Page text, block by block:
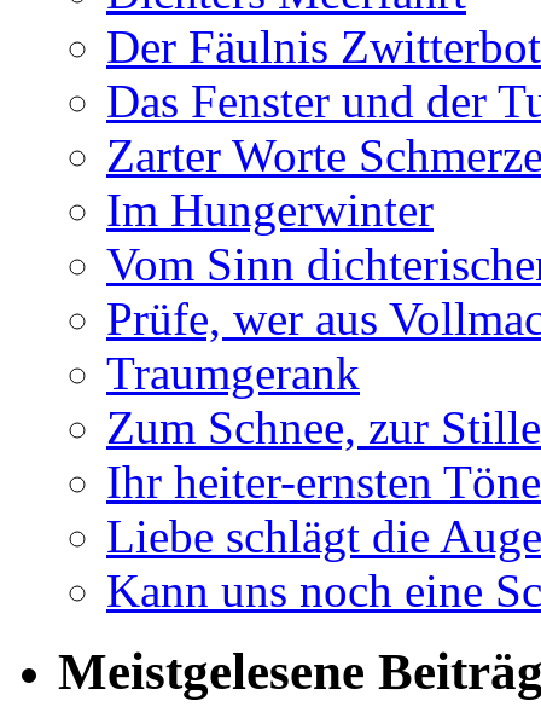
Der Fäulnis
Das Fenster und der
Zarter Worte
Im Hungerwinter
Vom Sinn
Prüfe, wer aus
Traumgerank
Zum Schnee, zur Stille
Ihr heiter-ernsten Töne
Liebe schlägt die
Kann uns noch eine
Meistgelesene